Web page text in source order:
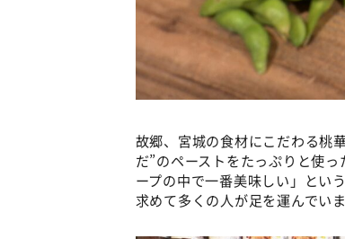
故郷、宮城の食材にこだわる桃
だ”のペーストをたっぷりと使
ープの中で一番美味しい」とい
求めて多くの人が足を運んでいま